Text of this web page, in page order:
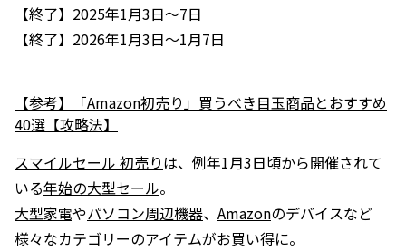
【終了】2025年1月3日～7日
【終了】2026年1月3日〜1月7日
【参考】「Amazon初売り」買うべき目玉商品とおすすめ
40選【攻略法】
スマイルセール 初売りは、例年1月3日頃から開催されて
いる年始の大型セール。
大型家電やパソコン周辺機器、 Amazonのデバイスなど
様々なカテゴリーのアイテムがお買い得に。